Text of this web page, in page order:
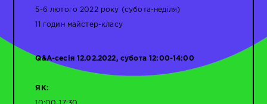
5-6 лютого 2022 року (субота-неділя)
11 годин майстер-класу
Q&A-сесія 12.02.2022, субота 12:00-14:00
ЯК: